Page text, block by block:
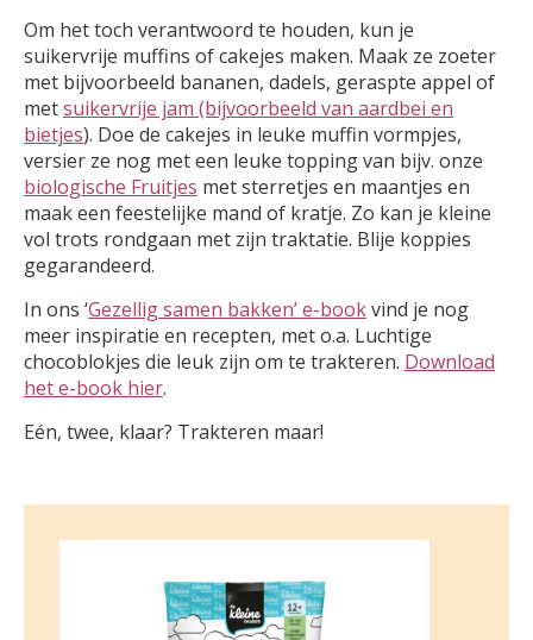
Om het toch verantwoord te houden, kun je
suikervrije muffins of cakejes maken. Maak ze zoeter
met bijvoorbeeld bananen, dadels, geraspte appel of
metsuikervrije jam (bijvoorbeeld van aardbei en
bietjes). Doe de cakejes in leuke muffin vormpjes,
versier ze nog met een leuke topping van bijv. onze
biologische Fruitjes met sterretjes en maantjes en
maak een feestelijke mand of kratje. Zo kan je kleine
vol trots rondgaan met zijn traktatie. Blije koppies
gegarandeerd.
In ons ‘Gezellig samen bakken’ e-bookvind je nog
meer inspiratie en recepten, met o.a. Luchtige
chocoblokjes die leuk zijn om te trakteren. Download
het e-book hier.
Eén, twee, klaar? Trakteren maar!